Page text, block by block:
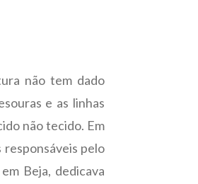
não tem dado
e as linhas
não tecido. Em
pelo
Beja, dedicava